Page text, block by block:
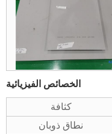
الخصائص الفيزيائية
كثافة
نطاق ذوبان